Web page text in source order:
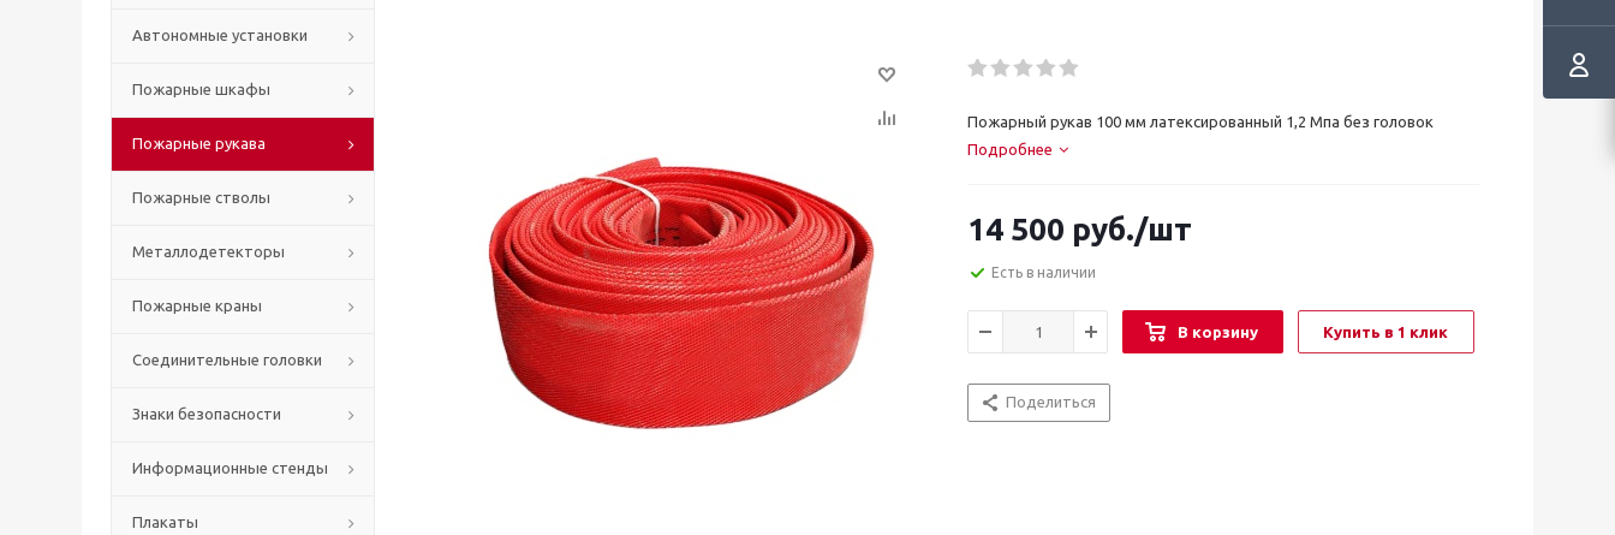
Автономные установки
Пожарные шкафы
Пожарные рукава
Пожарные стволы
Металлодетекторы
Пожарные краны
Соединительные головки
Знаки безопасности
Информационные стенды
Плакаты
Пожарный рукав 100 мм латексированный 1,2 Мпа без головок
Подробнее
14 500 руб./шт
Есть в наличии
В корзину Купить в 1 клик
Поделиться